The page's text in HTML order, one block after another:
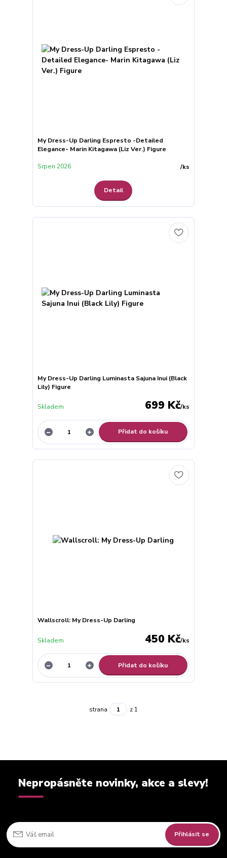
My Dress-Up Darling Espresto -Detailed
Elegance- Marin Kitagawa (Liz Ver.) Figure
/ks
Srpen 2026
Detail
My Dress-Up Darling Luminasta Sajuna Inui (Black
Lily) Figure
699 Kč/ks
Skladem
Přidat do košíku
Wallscroll: My Dress-Up Darling
450 Kč/ks
Skladem
Přidat do košíku
strana z 1
Nepropásněte novinky, akce a slevy!
Přihlásit se